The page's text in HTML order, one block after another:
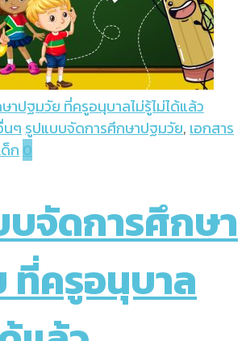
าปฐมวัย ที่ครูอนุบาลไม่รู้ไม่ได้แล้ว
นๆ รูปแบบจัดการศึกษาปฐมวัย, เอกสาร
ก 0
บจัดการศึกษา
ที่ครูอนุบาล